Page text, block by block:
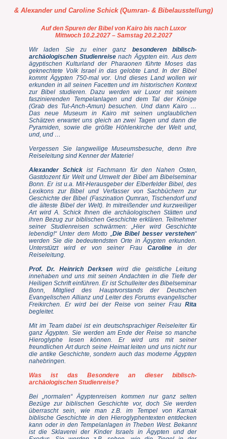
& Alexander und Caroline Schick (Qumran- & Bibelausstellung)
Auf den Spuren der Bibel von Kairo bis nach Luxor
Mittwoch 10.2.2027 – Samstag 20.2.2027
Wir laden Sie zu einer ganz besonderen biblisch-
archäologischen Studienreise nach Ägypten ein. Aus dem
ägyptischen Kulturland der Pharaonen führte Moses das
geknechtete Volk Israel in das gelobte Land. In der Bibel
kommt Ägypten 750-mal vor. Und dieses Land wollen wir
erkunden in all seinen Facetten und im historischen Kontext
zur Bibel studieren. Dazu werden wir Luxor mit seinem
faszinierenden Tempelanlagen und dem Tal der Könige
(Grab des Tut-Anch-Amun) besuchen. Und dann Kairo …
Das neue Museum in Kairo mit seinen unglaublichen
Schätzen erwartet uns gleich an zwei Tagen und dann die
Pyramiden, sowie die größte Höhlenkirche der Welt und,
und, und …
Vergessen Sie langweilige Museumsbesuche, denn Ihre
Reiseleitung sind Kenner der Materie!
Alexander Schick ist Fachmann für den Nahen Osten,
Gastdozent für Welt und Umwelt der Bibel am Bibelseminar
Bonn. Er ist u.a. Mit-Herausgeber der Elberfelder Bibel, des
Lexikons zur Bibel und Verfasser von Sachbüchern zur
Geschichte der Bibel (Faszination Qumran, Tischendorf und
die älteste Bibel der Welt). In mitreißender und kurzweiliger
Art wird A. Schick Ihnen die archäologischen Stätten und
ihren Bezug zur biblischen Geschichte erklären. Teilnehmer
seiner Studienreisen schwärmen: „Hier wird Geschichte
lebendig!“ Unter dem Motto „Die Bibel besser verstehen“
werden Sie die bedeutendsten Orte in Ägypten erkunden.
Unterstützt wird er von seiner Frau Caroline in der
Reiseleitung.
Prof. Dr. Heinrich Derksenwird die
geistliche Leitung
innehaben und uns mit seinen Andachten in die Tiefe der
Heiligen Schrift einführen. Er ist Schulleiter des Bibelseminar
Bonn, Mitglied des Hauptvorstands der Deutschen
Evangelischen Allianz und Leiter des Forums evangelischer
Freikirchen. Er wird bei der Reise von seiner Frau Rita
begleitet.
Mit im Team dabei ist ein deutschsprachiger Reiseleiter für
ganz Ägypten. Sie werden am Ende der Reise so manche
Hieroglyphe lesen können. Er wird uns mit seiner
freundlichen Art durch seine Heimat leiten und uns nicht nur
die antike Geschichte, sondern auch das moderne Ägypten
nahebringen.
Was ist das Besondere an dieser biblisch-
archäologischen Studienreise?
Bei „normalen“ Ägyptenreisen kommen nur ganz selten
Bezüge zur biblischen Geschichte vor, doch Sie werden
überrascht sein, wie man z.B. im Tempel von Karnak
biblische Geschichte in den Hieroglyphentexten entdecken
kann oder in den Tempelanlagen in Theben West. Bekannt
ist die Sklaverei der Kinder Israels in Ägypten und der